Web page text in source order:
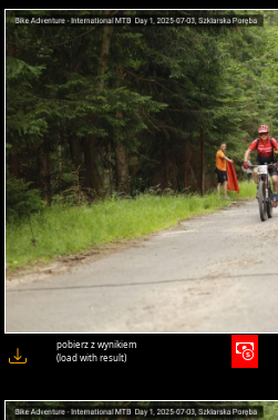
pobierz z wynikiem
(load with result)